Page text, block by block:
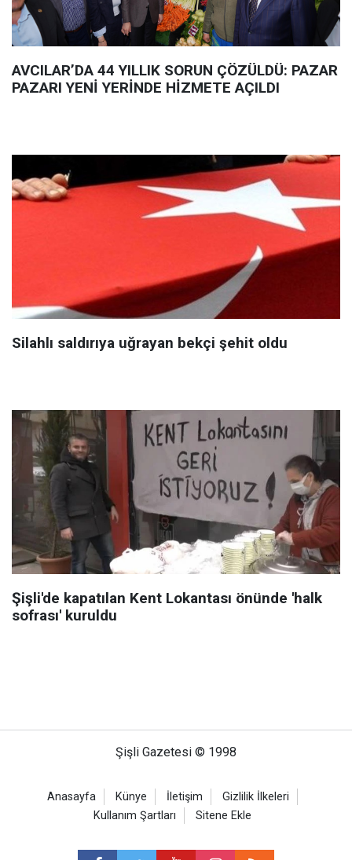
AVCILAR’DA 44 YILLIK SORUN ÇÖZÜLDÜ: PAZAR
PAZARI YENİ YERİNDE HİZMETE AÇILDI
Silahlı saldırıya uğrayan bekçi şehit oldu
Şişli'de kapatılan Kent Lokantası önünde 'halk
sofrası' kuruldu
Şişli Gazetesi © 1998
Anasayfa Künye İletişim
Gizlilik İlkeleri
Kullanım Şartları
Sitene Ekle